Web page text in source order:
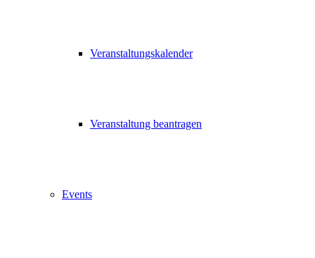
Veranstaltungskalender
Veranstaltung beantragen
Events